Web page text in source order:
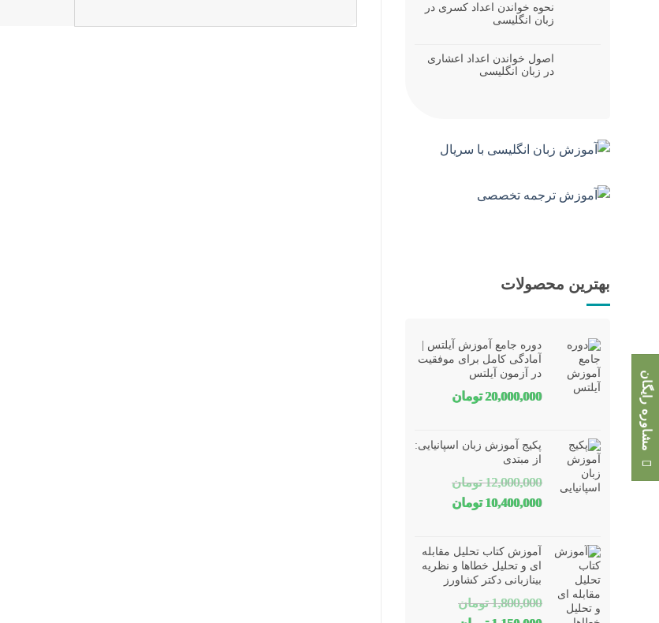
نحوه خواندن اعداد کسری در
زبان انگلیسی
اصول خواندن اعداد اعشاری
در زبان انگلیسی
بهترین محصولات
دوره جامع آموزش آیلتس |
آمادگی کامل برای موفقیت
در آزمون آیلتس
20,000,000 تومان
پکیج آموزش زبان اسپانیایی:
از مبتدی
12,000,000 تومان
قیمت
بود.
10,400,000 تومان
است.
آموزش کتاب تحلیل مقابله
ای و تحلیل خطاها و نظریه
بینازبانی دکتر کشاورز
1,800,000 تومان
مشاوره رایگان